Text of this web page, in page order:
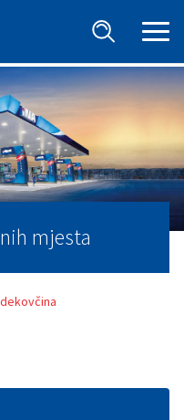
mjesta